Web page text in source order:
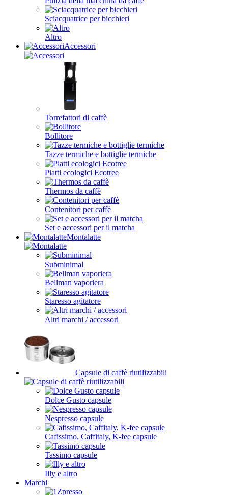
Sciacquatrice per bicchieri
Altro
Accessori
Torrefattori di caffè
Bollitore
Tazze termiche e bottiglie termiche
Piatti ecologici Ecotree
Thermos da caffè
Contenitori per caffè
Set e accessori per il matcha
Montalatte
Subminimal
Bellman vaporiera
Staresso agitatore
Altri marchi / accessori
Capsule di caffè riutilizzabili
Dolce Gusto capsule
Nespresso capsule
Cafissimo, Caffitaly, K-fee capsule
Tassimo capsule
Illy e altro
Marchi